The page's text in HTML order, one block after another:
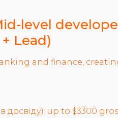
level
Lead)
and finance,
досвіду): up to $3300